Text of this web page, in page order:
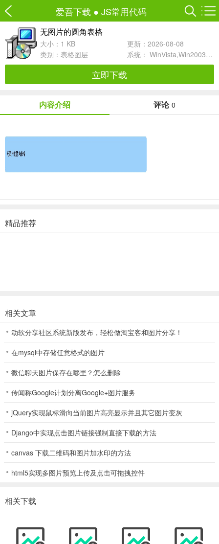
爱吾下载 ● JS常用代码
无图片的圆角表格
大小：1 KB
更新：2026-08-08
类别： 表格图层 系统： WinVista,Win2003,WinXP,Win200
立即下载
内容介绍 评论 0
精品推荐
相关文章
动软分享社区系统新版发布，轻松做淘宝客和图片分享！
在mysql中存储任意格式的图片
微信聊天图片保存在哪里？怎么删除
传闻称Google计划分离Google+图片服务
jQuery实现鼠标滑向当前图片高亮显示并且其它图片变灰
Django中实现点击图片链接强制直接下载的方法
canvas 下载二维码和图片加水印的方法
html5实现多图片预览上传及点击可拖拽控件
相关下载